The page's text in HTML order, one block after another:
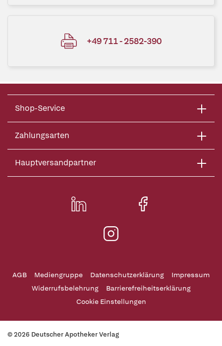
+49 711 - 2582-390
Shop-Service
Zahlungsarten
Hauptversandpartner
AGB Mediengruppe Datenschutzerklärung
Impressum
Widerrufsbelehrung
Barrierefreiheitserklärung
Cookie Einstellungen
© 2026 Deutscher Apotheker Verlag